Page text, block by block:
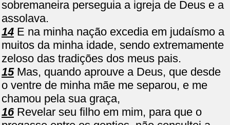
sobremaneira perseguia a igreja de Deus e a
assolava.
14 E na minha nação excedia em judaísmo a
muitos da minha idade, sendo extremamente
zeloso das tradições dos meus pais.
15Mas, quando aprouve a Deus, que desde
o ventre de minha mãe me separou, e me
chamou pela sua graça,
16Revelar seu filho em mim, para que o